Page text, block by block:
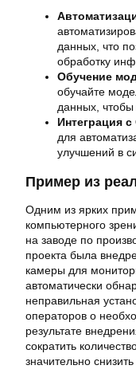
данных, что
обработку
Обучение
обучайте
данных, чтобы
Интеграция с
для
улучшений в
Пример из
Одним из ярких
компьютерного
на заводе по
проекта была
камеры для
автоматически
неправильная
операторов о
результате
сократить
значительно